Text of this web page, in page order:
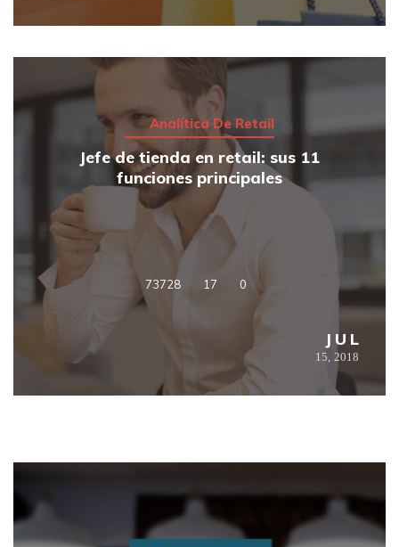
Analítica De Retail
Jefe de tienda en retail: sus 11
funciones principales
73728 17 0
JUL
15, 2018